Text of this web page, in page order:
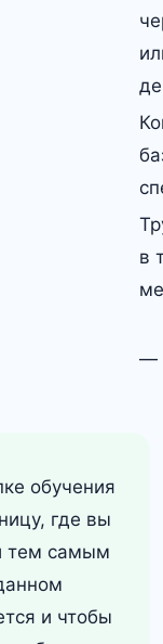
в
—
обучения
где вы
тем самым
и чтобы